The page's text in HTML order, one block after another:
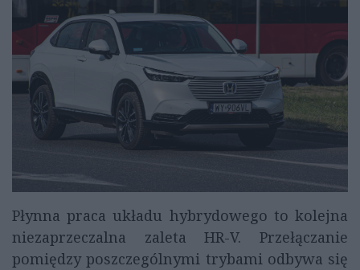
Płynna praca układu hybrydowego to kolejna
niezaprzeczalna zaleta HR-V. Przełączanie
pomiędzy poszczególnymi trybami odbywa się